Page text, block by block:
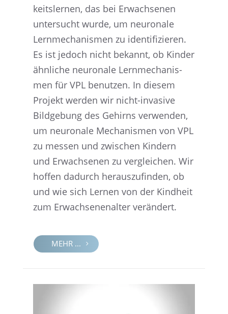
keits­ler­nen, das bei Erwach­se­nen
unter­sucht wurde, um neuro­nale
Lernme­cha­nis­men zu identi­fi­zie­ren.
Es ist jedoch nicht bekannt, ob Kinder
ähnli­che neuro­nale Lernme­cha­nis­
men für VPL benut­zen. In diesem
Projekt werden wir nicht-invasive
Bildge­bung des Gehirns verwen­den,
um neuro­nale Mecha­nis­men von VPL
zu messen und zwischen Kindern
und Erwach­se­nen zu verglei­chen. Wir
hoffen dadurch heraus­zu­fin­den, ob
und wie sich Lernen von der Kindheit
zum Erwach­se­nen­al­ter verändert.
MEHR ...